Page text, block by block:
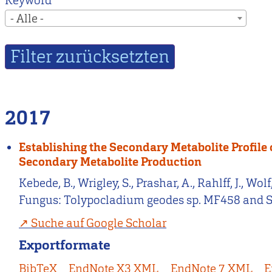
- Alle -
2017
Establishing the Secondary Metabolite
Secondary Metabolite Production
Kebede, B., Wrigley, S., Prashar, A., Rahlff, J.,
Fungus: Tolypocladium geodes sp. MF458
Suche auf Google Scholar
Exportformate
BibTeX EndNote X3 XML EndNote 7 XML